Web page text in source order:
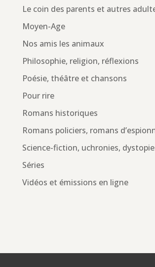
Le coin des parents et autres
Moyen-Age
Nos amis les animaux
Philosophie, religion, réflexions
Poésie, théâtre et chansons
Pour rire
Romans historiques
Romans policiers, romans
Science-fiction, uchronies,
Séries
Vidéos et émissions en ligne